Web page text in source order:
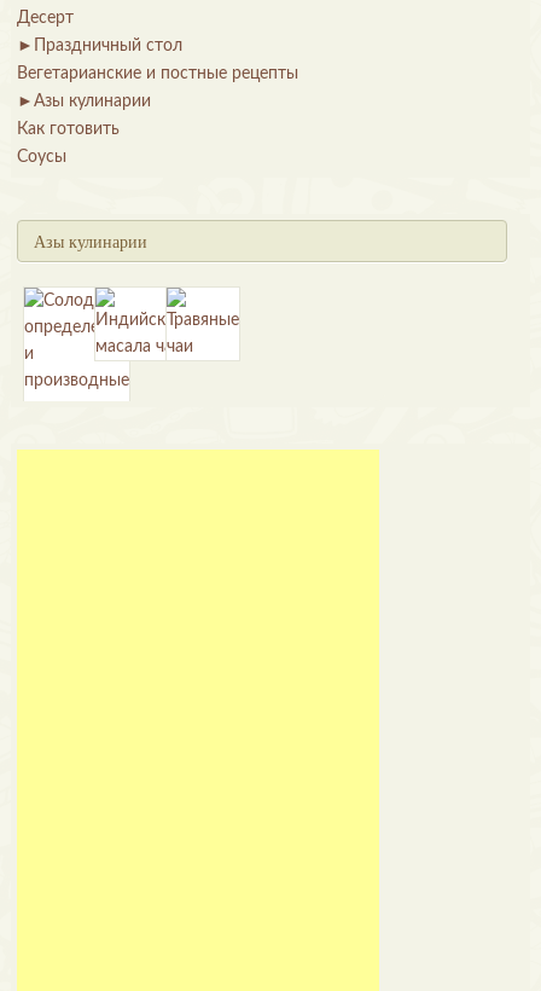
Десерт
►
Праздничный стол
Вегетарианские и постные рецепты
► Азы кулинарии
Как готовить
Соусы
Азы кулинарии